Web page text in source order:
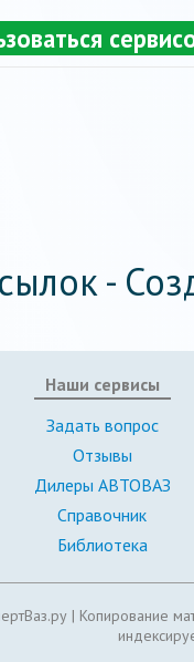
-
Наши сервисы
Задать вопрос
Отзывы
Дилеры АВТОВАЗ
Справочник
Библиотека
| Копирование